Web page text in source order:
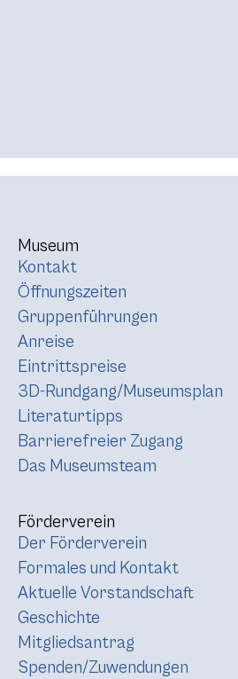
Museum
Kontakt
Öffnungszeiten
Gruppenführungen
Anreise
Eintrittspreise
3D-Rundgang/Museumsplan
Literaturtipps
Barrierefreier Zugang
Das Museumsteam
Förderverein
Der Förderverein
Formales und Kontakt
Aktuelle Vorstandschaft
Geschichte
Mitgliedsantrag
Spenden/Zuwendungen